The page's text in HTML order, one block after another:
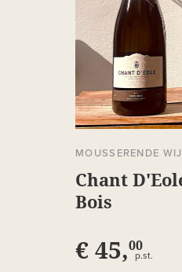
MOUSSERENDE
Chant
Bois
€ 45,00
p.st.